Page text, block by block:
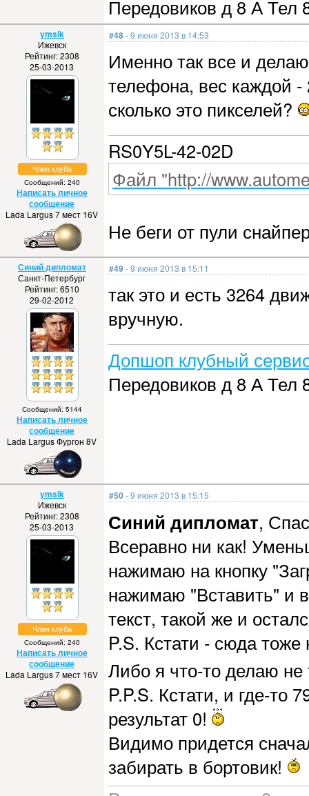
Передовиков д 8 А Тел
ymsik
Ижевск
Рейтинг: 2308
25-03-2013
Член клуба
Сообщений: 240
Написать личное
сообщение
Lada Largus 7 мест 16V
#48- 9 июня 2013 в 14:53
Именно так все и
телефона, вес каждой
сколько это пикселей?
RS0Y5L-42-02D
Файл "http://
Не беги от пули
Синий дипломат
Санкт-Петербург
Рейтинг: 6510
29-02-2012
Сообщений: 5144
Написать личное
сообщение
Lada Largus Фургон 8V
#49- 9 июня 2013 в 15:11
так это и есть 3264
вручную.
Допшоп клубный
Передовиков д 8 А Тел
ymsik
Ижевск
Рейтинг: 2308
25-03-2013
Член клуба
Сообщений: 240
Написать личное
сообщение
Lada Largus 7 мест 16V
#50- 9 июня 2013 в 15:15
Синий дипломат,
Всеравно ни как!
нажимаю на кнопку
нажимаю "Вставить" и
текст, такой же и
P.S. Кстати - сюда
Либо я что-то делаю
P.P.S. Кстати, и где-то
результат 0!
Видимо придется
забирать в бортовик!